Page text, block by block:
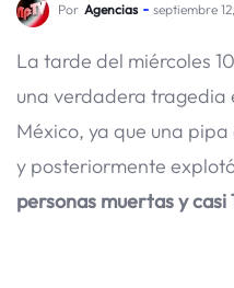
Por Agencias septiembre
La tarde del miércoles
una verdadera tragedia
México, ya que una
y posteriormente
personas muertas y casi